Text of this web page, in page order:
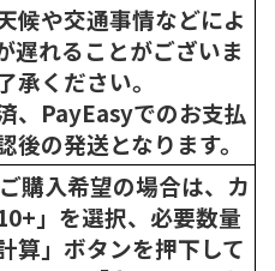
候や交通事情などによ
遅れることがございま
承ください。
、PayEasyでのお支払
後の発送となります。
購入希望の場合は、カ
」を選択、必要数量
算」ボタンを押下して